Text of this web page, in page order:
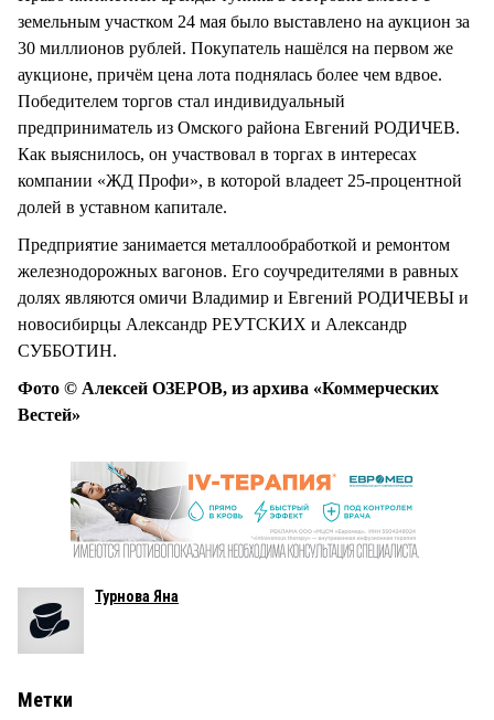
земельным участком 24 мая было выставлено на аукцион за
30 миллионов рублей. Покупатель нашёлся на первом же
аукционе, причём цена лота поднялась более чем вдвое.
Победителем торгов стал индивидуальный
предприниматель из Омского района Евгений РОДИЧЕВ.
Как выяснилось, он участвовал в торгах в интересах
компании «ЖД Профи», в которой владеет 25-процентной
долей в уставном капитале.
Предприятие занимается металлообработкой и ремонтом
железнодорожных вагонов. Его соучредителями в равных
долях являются омичи Владимир и Евгений РОДИЧЕВЫ и
новосибирцы Александр РЕУТСКИХ и Александр
СУББОТИН.
Фото © Алексей ОЗЕРОВ, из архива «Коммерческих
Вестей»
Турнова Яна
Метки